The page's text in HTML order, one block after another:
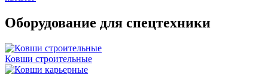
Оборудование для спецтехники
Ковши строительные